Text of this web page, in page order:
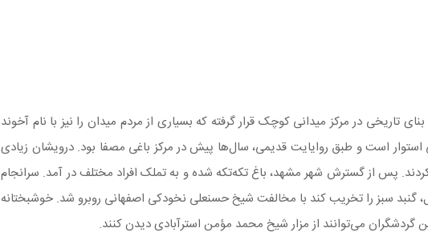
تاریخی در مرکز میدانی کوچک قرار گرفته که بسیاری از مردم میدان را نیز با نام آخوند
است و طبق روایایت قدیمی، سال‌ها پیش در مرکز باغی مصفا بود. درویشان زیادی
پس از گسترش شهر مشهد، باغ تکه‌تکه شده و به تملک افراد مختلف در آمد. سرانجام
گنبد سبز را تخریب کند با مخالفت شیخ حسنعلی نخودکی اصفهانی روبرو شد. خوشبختانه
گردشگران می‌توانند از مزار شیخ محمد مؤمن استرآبادی دیدن کنند.